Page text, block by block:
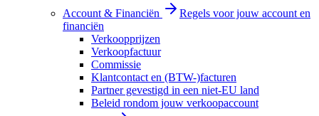
Account & Financiën
Regels voor jouw account en
financiën
Verkoopprijzen
Verkoopfactuur
Commissie
Klantcontact en (BTW-)facturen
Partner gevestigd in een niet-EU land
Beleid rondom jouw verkoopaccount